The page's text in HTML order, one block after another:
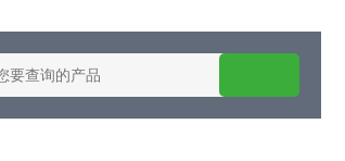
05RSEOCR-SE2施耐德电流保